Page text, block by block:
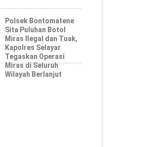
Polsek Bontomatene
Sita Puluhan Botol
Miras Ilegal dan Tuak,
Kapolres Selayar
Tegaskan Operasi
Miras di Seluruh
Wilayah Berlanjut